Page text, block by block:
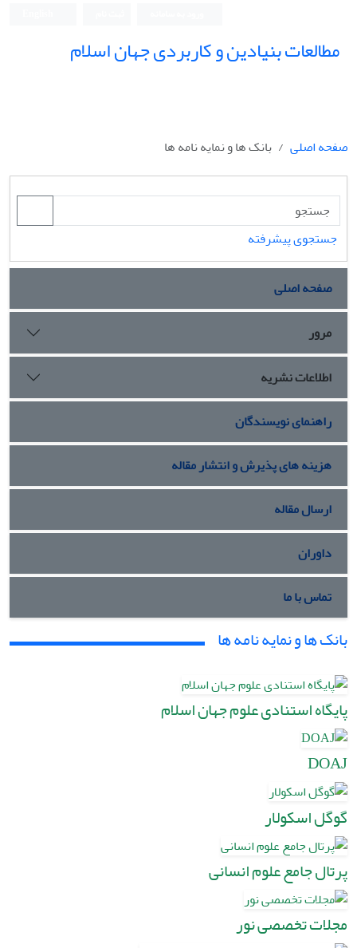
مطالعات بنیادین و کاربردی جهان اسلام
صفحه اصلی بانک ها و نمایه نامه ها
جستجوی پیشرفته
صفحه اصلی
مرور
اطلاعات نشریه
راهنمای نویسندگان
هزینه های پذیرش و انتشار مقاله
ارسال مقاله
داوران
تماس با ما
بانک ها و نمایه نامه ها
پایگاه استنادی علوم جهان اسلام
DOAJ
گوگل اسکولار
پرتال جامع علوم انسانی
مجلات تخصصی نور